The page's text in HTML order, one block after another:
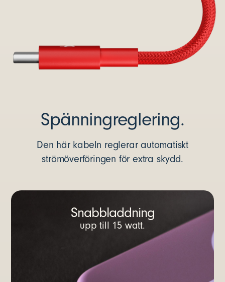
Spänningreglering.
Den här kabeln reglerar automatiskt
strömöverföringen för extra skydd.
Snabbladdning
upp till 15 watt.